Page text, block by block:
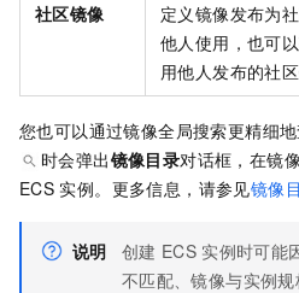
社区镜像
定义镜像发布为
他人使用，也可
用他人发布的社区
您也可以通过镜像全局搜索更精细
时会弹出镜像目录对话框，在镜
ECS 实例。更多信息，请参见镜像
说明 创建 ECS 实例时可能
不匹配、镜像与实例